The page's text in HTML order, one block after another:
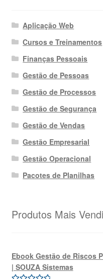
Aplicação Web
Cursos e Treinamentos
Finanças Pessoais
Gestão de Pessoas
Gestão de Processos
Gestão de Segurança
Gestão de Vendas
Gestão Empresarial
Gestão Operacional
Pacotes de Planilhas
Produtos Mais
Ebook Gestão de Riscos
| SOUZA Sistemas